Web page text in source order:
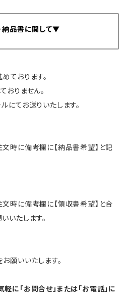
納品書に関して▼
ております。
おりません。
にてお送りいたします。
時に備考欄に【納品書希望】と記
時に備考欄に【領収書希望】と合
いたします。
願いいたします。
に「お問合せ」または「お電話」に